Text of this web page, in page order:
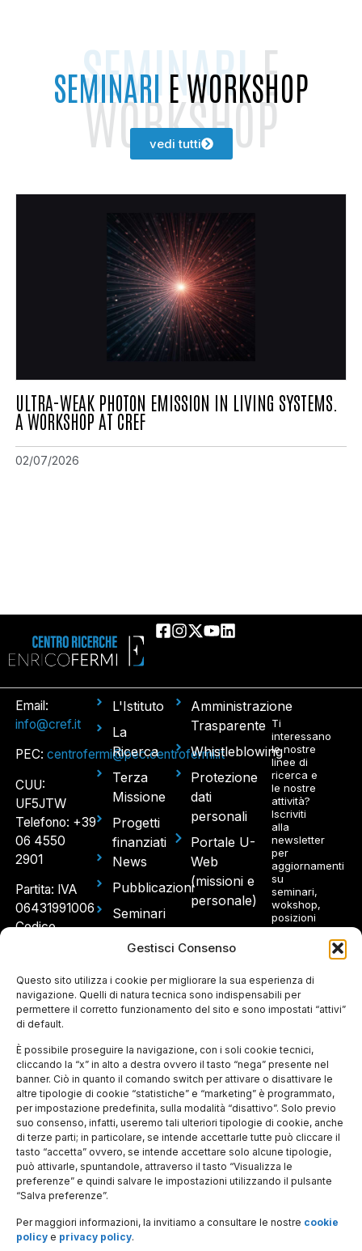
Gestisci Consenso
Questo sito utilizza i cookie per migliorare la sua esperienza di
navigazione. Quelli di natura tecnica sono indispensabili per
permettere il corretto funzionamento del sito e sono impostati “attivi”
di default.
È possibile proseguire la navigazione, con i soli cookie tecnici,
cliccando la “x” in alto a destra ovvero il tasto “nega” presente nel
banner. Ciò in quanto il comando switch per attivare o disattivare le
altre tipologie di cookie “statistiche” e “marketing” è programmato,
per impostazione predefinita, sulla modalità “disattivo”. Solo previo
suo consenso, infatti, useremo tali ulteriori tipologie di cookie, anche
di terze parti; in particolare, se intende accettarle tutte può cliccare il
tasto “accetta” ovvero, se intende accettare solo alcune tipologie,
può attivarle, spuntandole, attraverso il tasto “Visualizza le
preferenze” e quindi salvare le impostazioni utilizzando il pulsante
“Salva preferenze”.
Per maggiori informazioni, la invitiamo a consultare le nostre cookie
policy e privacy policy.
SEMINARIE
WORKSHOP
SEMINARIE WORKSHOP
vedi tutti
ULTRA-WEAK PHOTON EMISSION IN LIVING SYSTEMS.
A WORKSHOP AT CREF
02/07/2026
Email:
info@cref.it
PEC: centrofermi@pec.centrofermi.it
CUU:
UF5JTW
Telefono: +39
06 4550
2901
Partita: IVA
06431991006
Codice
fiscale: 97214300580
Sede
legale e
spedizioni:
Via
Panisperna
89 A –
00184
Roma
Ingresso
per gli
ospiti:
Piazza del
– 00184
L'Istituto
La
Ricerca
Terza
Missione
Progetti
finanziati
News
Pubblicazioni
Seminari
e
Workshop
Concorsi
e Avvisi
Amministrazione
Trasparente
Whistleblowing
Protezione
dati
personali
Portale U-
Web
(missioni e
personale)
Ti
interessano
le nostre
linee di
ricerca e
le nostre
attività?
Iscriviti
alla
newsletter
per
aggiornamenti
su
seminari,
wokshop,
posizioni
aperte.
Ho
letto e
accetto
trattamento
dei dati
personali